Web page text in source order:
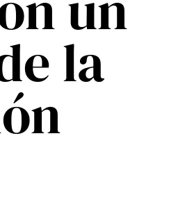
la